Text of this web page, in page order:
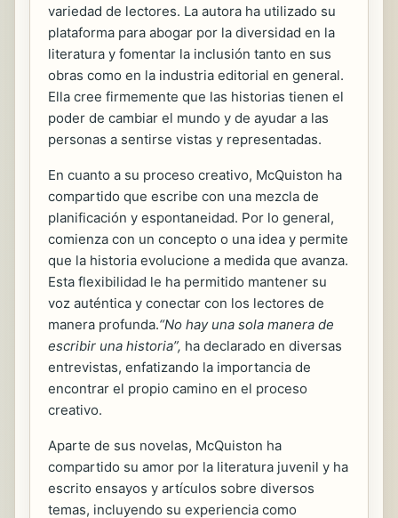
variedad de lectores. La autora ha utilizado su
plataforma para abogar por la diversidad en la
literatura y fomentar la inclusión tanto en sus
obras como en la industria editorial en general.
Ella cree firmemente que las historias tienen el
poder de cambiar el mundo y de ayudar a las
personas a sentirse vistas y representadas.
En cuanto a su proceso creativo, McQuiston ha
compartido que escribe con una mezcla de
planificación y espontaneidad. Por lo general,
comienza con un concepto o una idea y permite
que la historia evolucione a medida que avanza.
Esta flexibilidad le ha permitido mantener su
voz auténtica y conectar con los lectores de
manera profunda.“No hay una sola manera de
escribir una historia”, ha declarado en diversas
entrevistas, enfatizando la importancia de
encontrar el propio camino en el proceso
creativo.
Aparte de sus novelas, McQuiston ha
compartido su amor por la literatura juvenil y ha
escrito ensayos y artículos sobre diversos
temas, incluyendo su experiencia como